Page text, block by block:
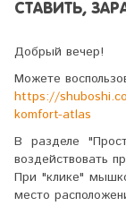
СТАВИТЬ,
Добрый вечер!
Можете
https://
komfort-atlas
В разделе
воздействовать
При "клике"
место